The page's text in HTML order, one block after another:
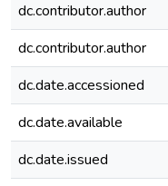
dc.contributor.author
dc.contributor.author
dc.date.accessioned
dc.date.available
dc.date.issued